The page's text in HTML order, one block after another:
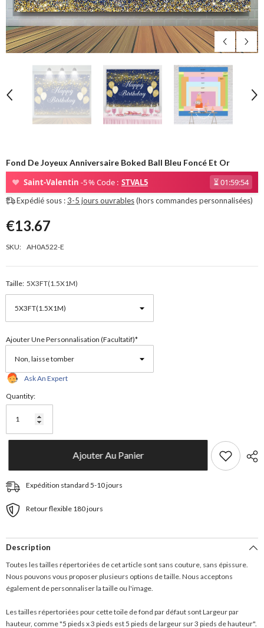
Fond De Joyeux Anniversaire Boked Ball Bleu Foncé Et Or
❤ Saint-Valentin -5 % Code : STVAL5 ⏳01:59:53
Expédié sous :3-5 jours ouvrables(hors commandes personnalisées)
€13.67
SKU: AH0A522-E
Taille: 5X3FT(1.5X1M)
Ajouter Une Personnalisation (facultatif)*
Ask An Expert
Quantity:
Ajouter Au Panier
Expédition standard 5-10 jours
Retour flexible 180 jours
Description
Toutes les tailles répertoriées de cet article sont sans couture, sans épissure.
Nous pouvons vous proposer plusieurs options de taille. Nous acceptons
également de personnaliser la taille ou l'image.
Les tailles répertoriées pour cette toile de fond par défaut sont Largeur par
hauteur, comme "5 pieds x 3 pieds est 5 pieds de largeur sur 3 pieds de hauteur".